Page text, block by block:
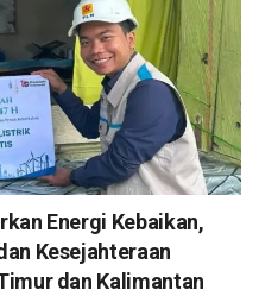
Energi Kebaikan,
Kesejahteraan
dan Kalimantan